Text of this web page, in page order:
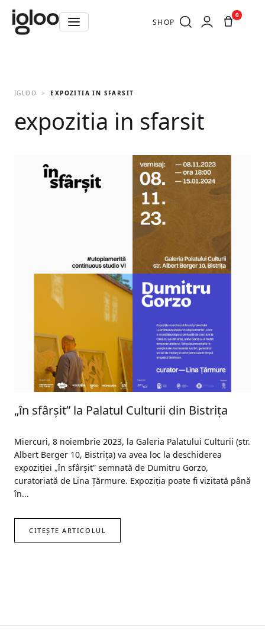
SHOP
0
IGLOO EXPOZITIA IN SFARSIT
expozitia in sfarsit
„în sfârșit” la Palatul Culturii din Bistrița
Miercuri, 8 noiembrie 2023, la Galeria Palatului Culturii (str.
Albert Berger 10, Bistrița) va avea loc la deschiderea
expoziției „în sfârșit” semnată de Dumitru Gorzo,
curatoriată de Lina Țărmure. Expoziția poate fi vizitată până
în...
CITEȘTE ARTICOLUL